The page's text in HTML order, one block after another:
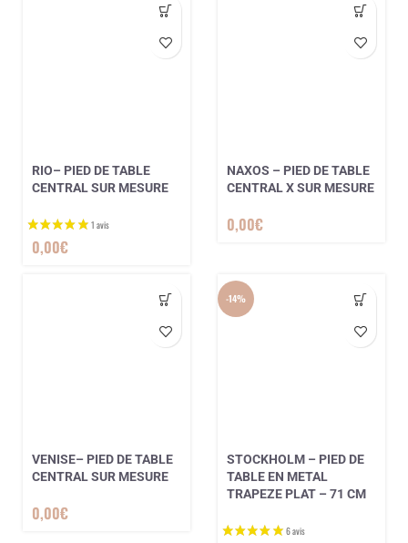
RIO– PIED DE TABLE
CENTRAL SUR MESURE
0,00€
NAXOS – PIED DE TABLE
CENTRAL X SUR MESURE
0,00€
VENISE– PIED DE TABLE
CENTRAL SUR MESURE
0,00€
-14%
STOCKHOLM – PIED DE
TABLE EN METAL
TRAPEZE PLAT – 71 CM